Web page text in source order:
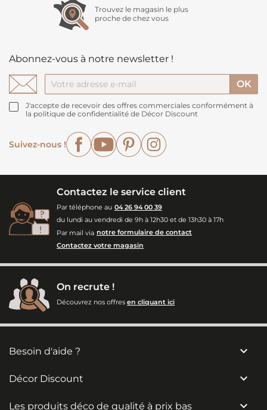
Trouvez le magasin le plus
proche de chez vous
Abonnez-vous à notre newsletter !
J'accepte de recevoir des offres commerciales conformément à
la politique de confidentialité de Décor Discount
Suivez-nous !
FacebookYouTubePinterest
Contactez le service client
Par téléphone au 04 26 94 00 39
du lundi au vendredi de 9h à 12h30 et de 13h30 à 17h
Par mail via notre formulaire de contact
Contactez votre magasin
On recrute !
Découvrez nos offres en cliquant ici
Besoin d'aide ? 
Décor Discount 
Les produits déco de qualité à prix bas 